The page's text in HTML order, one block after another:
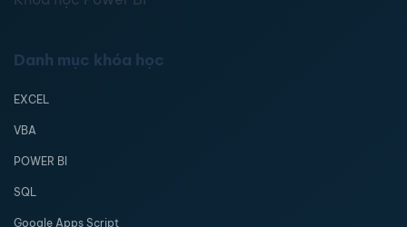
Danh mục khóa học
EXCEL
VBA
POWER BI
SQL
Google Apps Script